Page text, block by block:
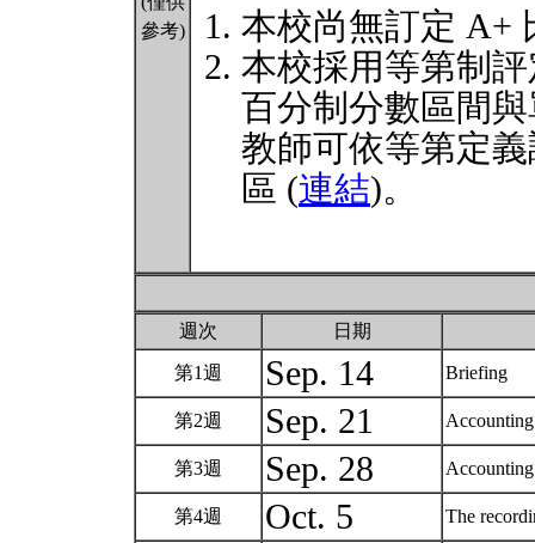
參考)
本校尚無訂定 A+
本校採用等第制
百分制分數區間
教師可依等第定
區 (連結)。
週次 日期
第1週 Sep. 14 Briefing
第2週 Sep. 21
第3週 Sep. 28
第4週 Oct. 5 The